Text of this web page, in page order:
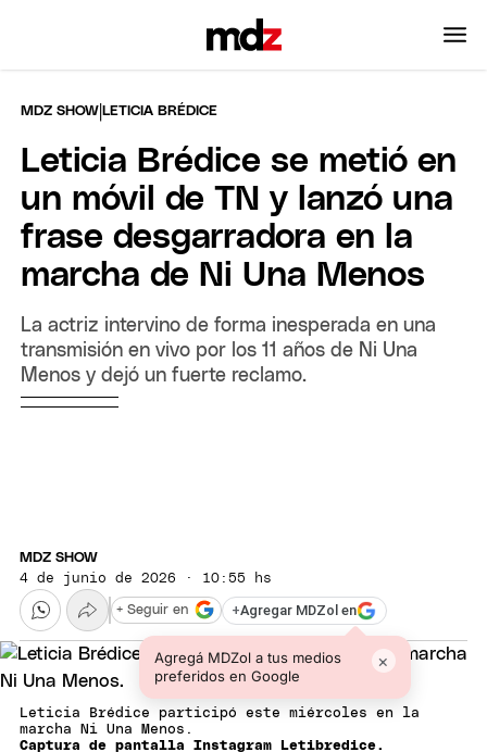
MDZ SHOW |LETICIA BRÉDICE
Leticia Brédice se metió en
un móvil de TN y lanzó una
frase desgarradora en la
marcha de Ni Una Menos
La actriz intervino de forma inesperada en una
transmisión en vivo por los 11 años de Ni Una
Menos y dejó un fuerte reclamo.
MDZ SHOW
4 de junio de 2026 · 10:55 hs
+Agregar MDZol en
Agregá MDZol a tus medios
preferidos en Google
×
+ Seguir en
Leticia Brédice participó este miércoles en la
marcha Ni Una Menos.
Captura de pantalla Instagram Letibredice.